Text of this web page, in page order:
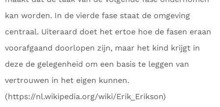
kan worden. In de vierde fase staat de omgeving
centraal. Uiteraard doet het ertoe hoe de fasen eraan
voorafgaand doorlopen zijn, maar het kind krijgt in
deze de gelegenheid om een basis te leggen van
vertrouwen in het eigen kunnen.
(https://nl.wikipedia.org/wiki/Erik_Erikson)